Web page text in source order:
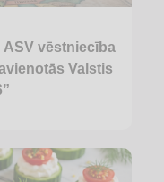
vēstniecība
Valstis